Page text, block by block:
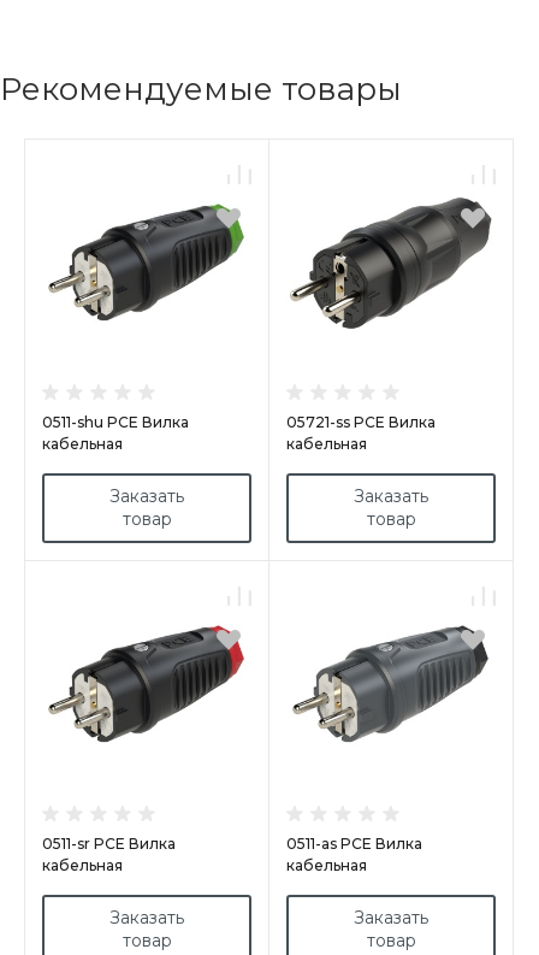
Рекомендуемые товары
0511-shu PCE Вилка
кабельная
черный, маркер зеленый
Заказать
товар
05721-ss PCE Вилка
кабельная
черный корпус
Заказать
товар
0511-sr PCE Вилка
кабельная
черный, маркер красный
Заказать
товар
0511-as PCE Вилка
кабельная
темносерый, маркер
Заказать
товар